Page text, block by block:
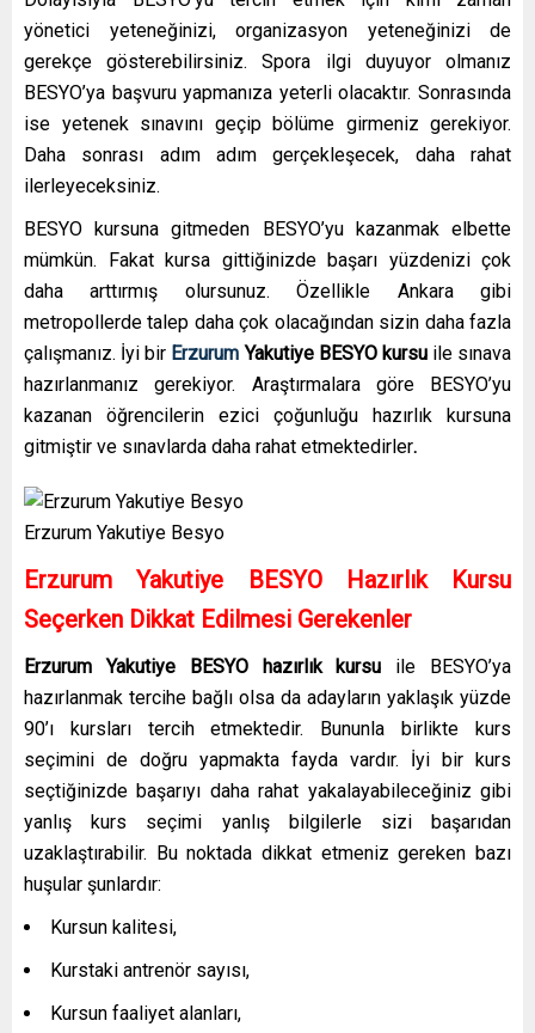
yönetici yeteneğinizi, organizasyon yeteneğinizi de
gerekçe gösterebilirsiniz. Spora ilgi duyuyor olmanız
BESYO’ya başvuru yapmanıza yeterli olacaktır. Sonrasında
ise yetenek sınavını geçip bölüme girmeniz gerekiyor.
Daha sonrası adım adım gerçekleşecek, daha rahat
ilerleyeceksiniz.
BESYO kursuna gitmeden BESYO’yu kazanmak elbette
mümkün. Fakat kursa gittiğinizde başarı yüzdenizi çok
daha arttırmış olursunuz. Özellikle Ankara gibi
metropollerde talep daha çok olacağından sizin daha fazla
çalışmanız. İyi bir Erzurum Yakutiye BESYO kursu ile sınava
hazırlanmanız gerekiyor. Araştırmalara göre BESYO’yu
kazanan öğrencilerin ezici çoğunluğu hazırlık kursuna
gitmiştir ve sınavlarda daha rahat etmektedirler.
Erzurum Yakutiye Besyo
Erzurum Yakutiye BESYO Hazırlık Kursu
Seçerken Dikkat Edilmesi Gerekenler
Erzurum Yakutiye BESYO hazırlık kursu ile BESYO’ya
hazırlanmak tercihe bağlı olsa da adayların yaklaşık yüzde
90’ı kursları tercih etmektedir. Bununla birlikte kurs
seçimini de doğru yapmakta fayda vardır. İyi bir kurs
seçtiğinizde başarıyı daha rahat yakalayabileceğiniz gibi
yanlış kurs seçimi yanlış bilgilerle sizi başarıdan
uzaklaştırabilir. Bu noktada dikkat etmeniz gereken bazı
huşular şunlardır:
Kursun kalitesi,
Kurstaki antrenör sayısı,
Kursun faaliyet alanları,